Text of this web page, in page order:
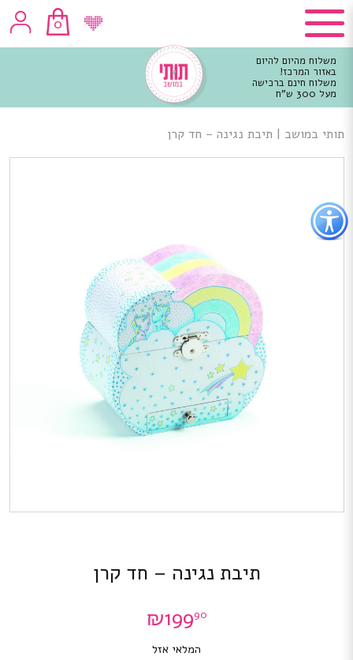
כפתור
לפתיחת
תפריט
נגישות
0
משלוח מהיום להיום
באזור המרכז!
משלוח חינם ברכישה
מעל 300 ש"ח
מרכזי
תותי במושב | תיבת נגינה – חד קרן
תיבת נגינה – חד קרן
₪19990
המלאי אזל